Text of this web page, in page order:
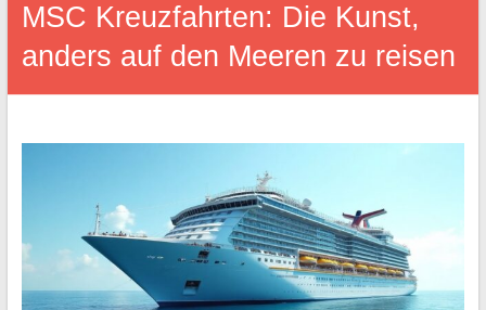
MSC Kreuzfahrten: Die Kunst,
anders auf den Meeren zu reisen